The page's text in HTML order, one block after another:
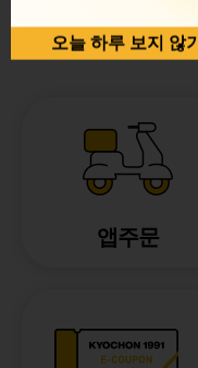
앱주문
오늘 하루 보지 않기